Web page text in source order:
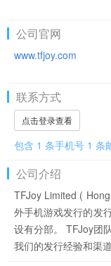
公司官网
www.tfjoy.com
联系方式
点击登录查看
包含 1 条手机号 1 条
公司介绍
TFJoy Limited (
外手机游戏发行的发
设有分部。 TFJoy团
我们的发行经验和渠